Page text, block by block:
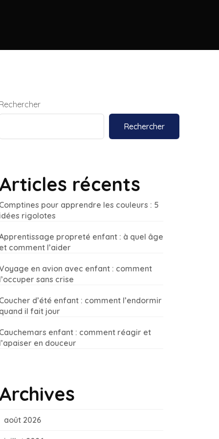
Rechercher
récents
pour apprendre les couleurs : 5
rigolotes
propreté enfant : à quel âge
comment l’aider
en avion avec enfant : comment
sans crise
d’été enfant : comment l’endormir
il fait jour
enfant : comment réagir et
en douceur
août 2026